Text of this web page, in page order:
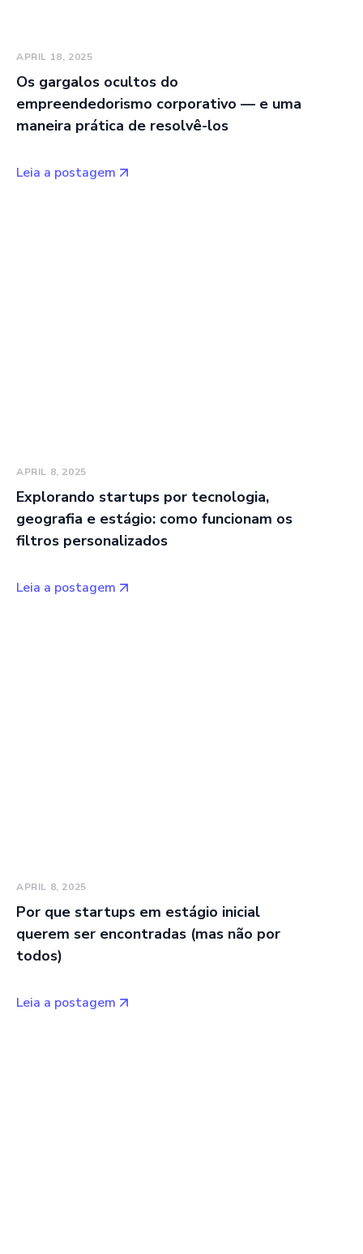
APRIL 18, 2025
Os gargalos ocultos do
empreendedorismo corporativo — e uma
maneira prática de resolvê-los
Leia a postagem
APRIL 8, 2025
Explorando startups por tecnologia,
geografia e estágio: como funcionam os
filtros personalizados
Leia a postagem
APRIL 8, 2025
Por que startups em estágio inicial
querem ser encontradas (mas não por
todos)
Leia a postagem